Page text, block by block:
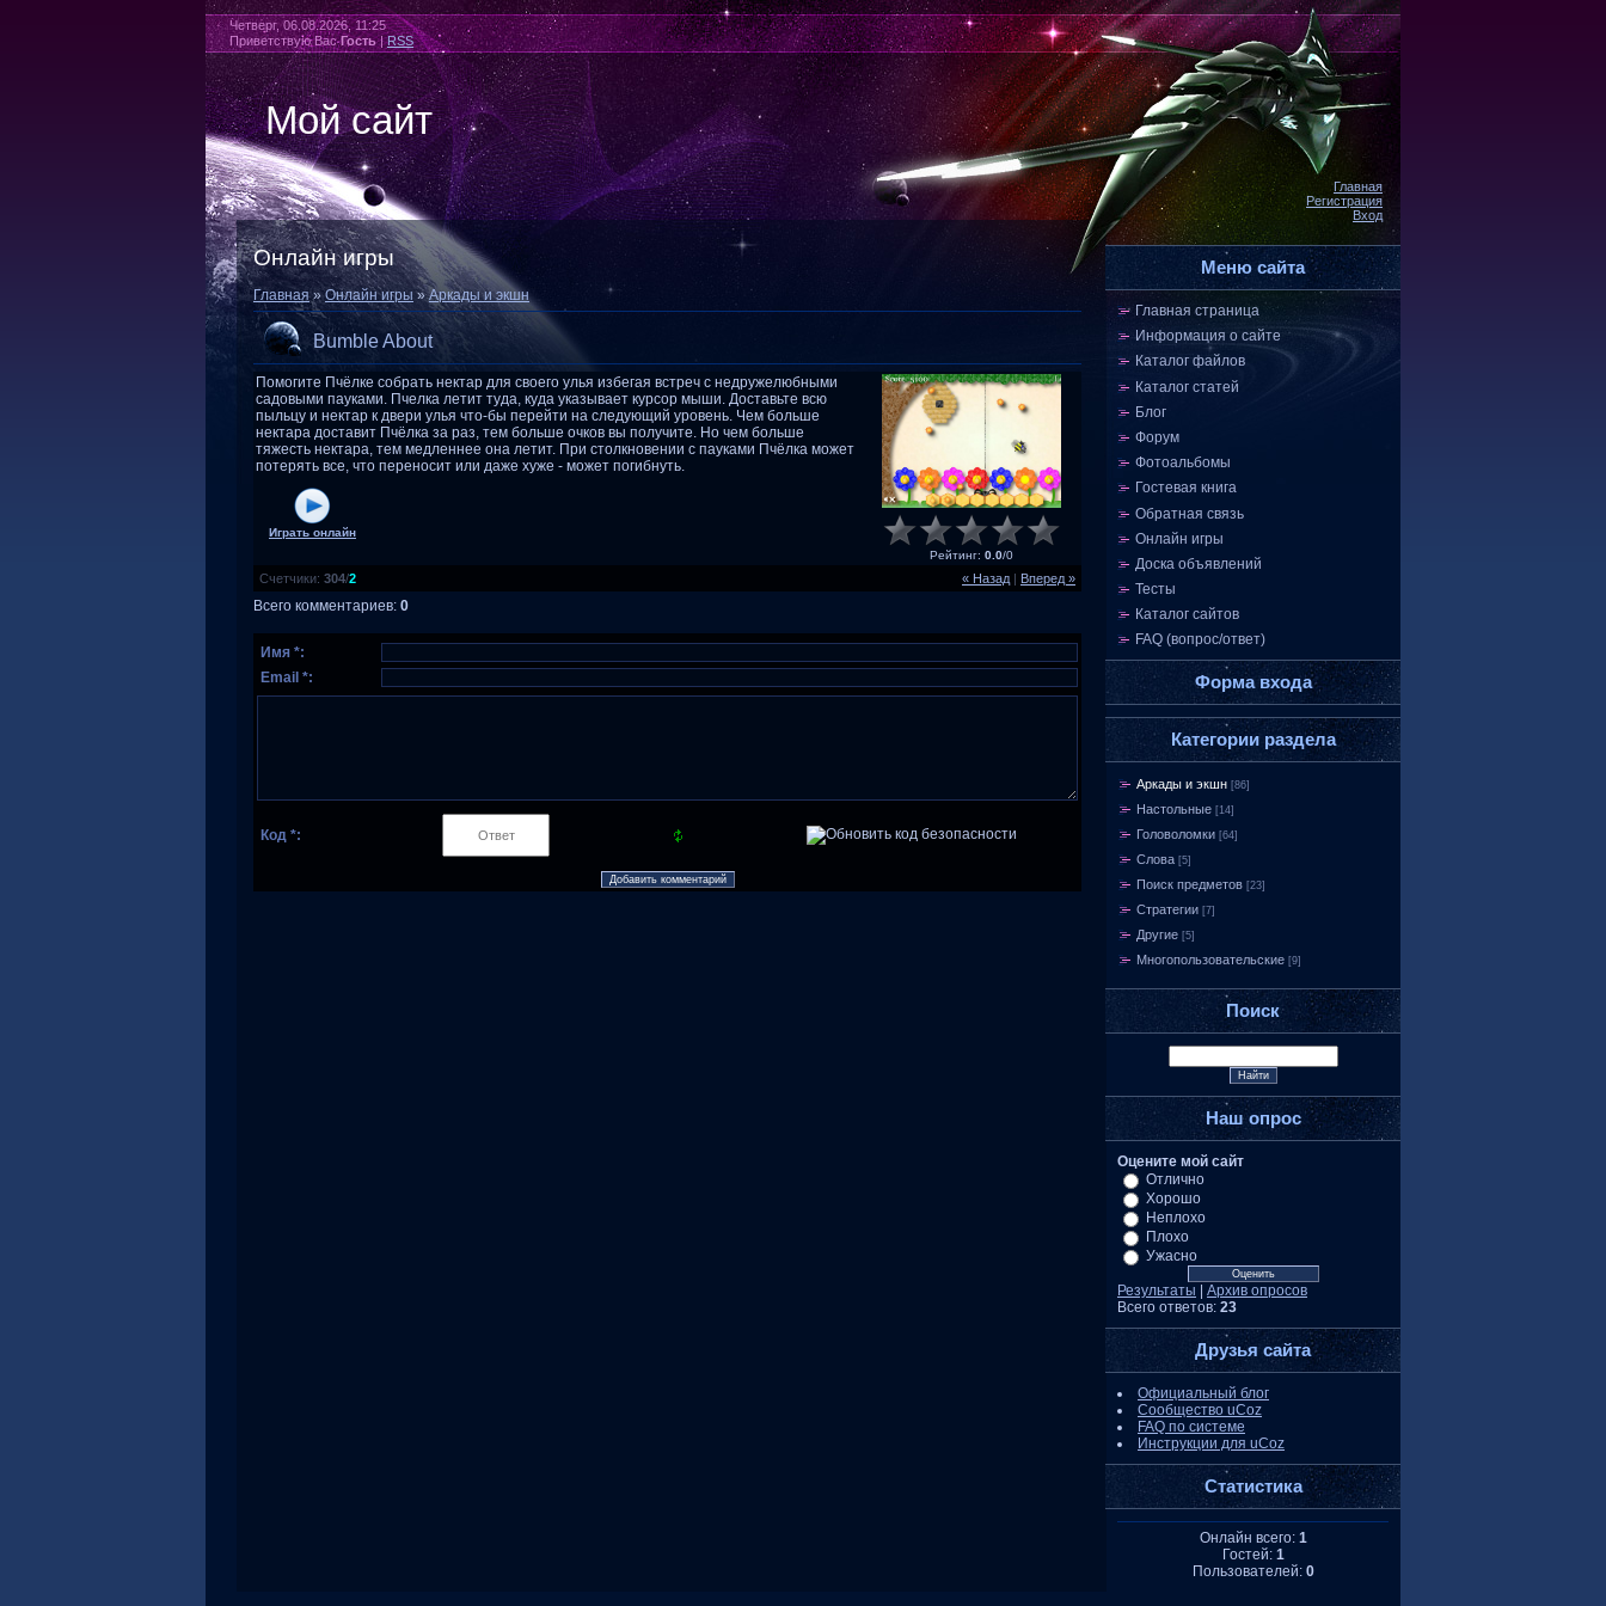
Четверг, 06.08.2026, 11:25
Приветствую Вас Гость|RSS
Мой сайт
Главная
Регистрация
Вход
Онлайн игры
Главная »Онлайн игры »Аркады и экшн
Bumble About
Помогите Пчёлке собрать нектар для своего улья избегая встреч с недружелюбными
садовыми пауками. Пчелка летит туда, куда указывает курсор мыши. Доставьте всю
пыльцу и нектар к двери улья что-бы перейти на следующий уровень. Чем больше
нектара доставит Пчёлка за раз, тем больше очков вы получите. Но чем больше
тяжесть нектара, тем медленнее она летит. При столкновении с пауками Пчёлка может
потерять все, что переносит или даже хуже - может погибнуть.
Играть онлайн
Рейтинг: 0.0/0
« Назад | Вперед »
Счетчики: 304/2
Всего комментариев: 0
Имя *:
Email *:
Код *:
Меню сайта
Главная страница
Информация о сайте
Каталог файлов
Каталог статей
Блог
Форум
Фотоальбомы
Гостевая книга
Обратная связь
Онлайн игры
Доска объявлений
Тесты
Каталог сайтов
FAQ (вопрос/ответ)
Форма входа
Категории раздела
Аркады и экшн [86]
Настольные [14]
Головоломки [64]
Слова [5]
Поиск предметов [23]
Стратегии [7]
Другие [5]
Многопользовательские [9]
Поиск
Наш опрос
Оцените мой сайт
Отлично
Хорошо
Неплохо
Плохо
Ужасно
Результаты
Архив опросов
Всего ответов: 23
Друзья сайта
Официальный блог
Сообщество uCoz
FAQ по системе
Инструкции для uCoz
Статистика
Онлайн всего: 1
Гостей: 1
Пользователей: 0